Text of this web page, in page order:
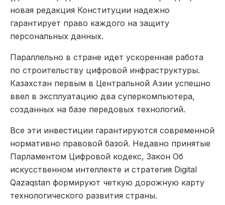
новая редакция Конституции надежно
гарантирует право каждого на защиту
персональных данных.
Параллельно в стране идет ускоренная работа
по строительству цифровой инфраструктуры.
Казахстан первым в Центральной Азии успешно
ввел в эксплуатацию два суперкомпьютера,
созданных на базе передовых технологий.
Все эти инвестиции гарантируются современной
нормативно правовой базой. Недавно принятые
Парламентом Цифровой кодекс, Закон Об
искусственном интеллекте и стратегия Digital
Qazaqstan формируют четкую дорожную карту
технологического развития страны.